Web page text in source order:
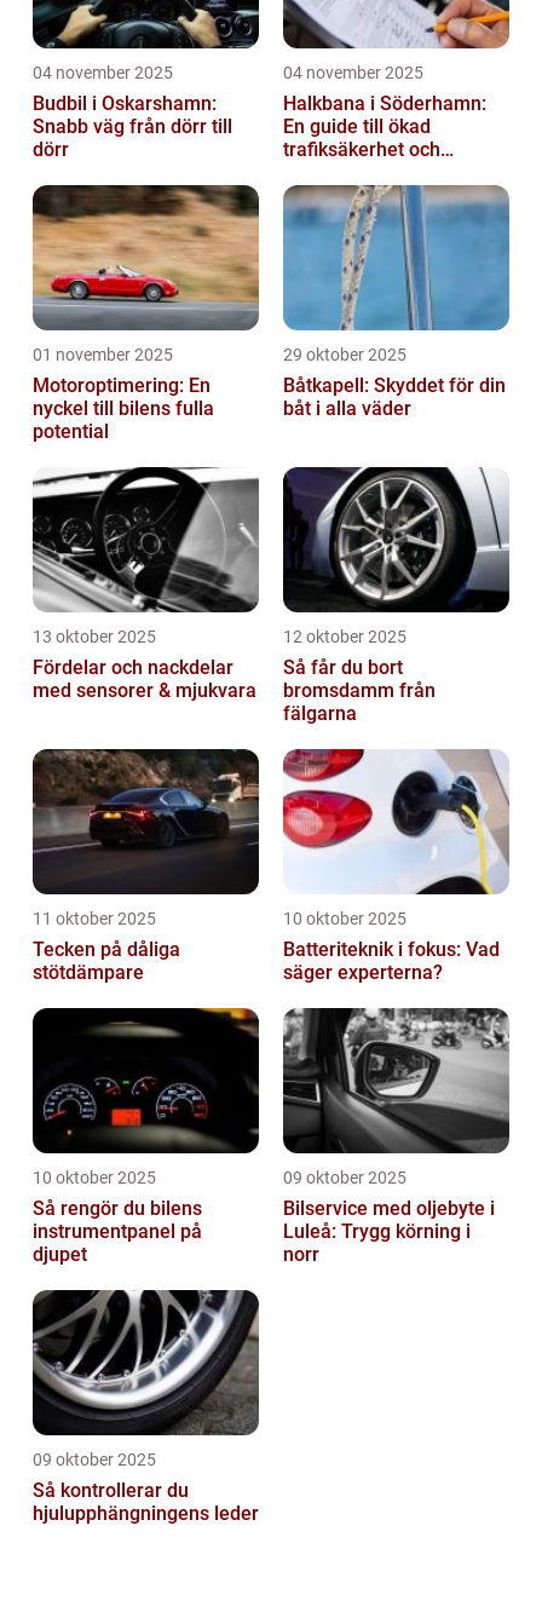
04 november 2025
Budbil i Oskarshamn:
Snabb väg från dörr till
dörr
04 november 2025
Halkbana i Söderhamn:
En guide till ökad
trafiksäkerhet och
01 november 2025
Motoroptimering: En
nyckel till bilens fulla
potential
29 oktober 2025
Båtkapell: Skyddet för din
båt i alla väder
13 oktober 2025
Fördelar och nackdelar
med sensorer & mjukvara
12 oktober 2025
Så får du bort
bromsdamm från
fälgarna
11 oktober 2025
Tecken på dåliga
stötdämpare
10 oktober 2025
Batteriteknik i fokus: Vad
säger experterna?
10 oktober 2025
Så rengör du bilens
instrumentpanel på
djupet
09 oktober 2025
Bilservice med oljebyte i
Luleå: Trygg körning i
norr
09 oktober 2025
Så kontrollerar du
hjulupphängningens leder